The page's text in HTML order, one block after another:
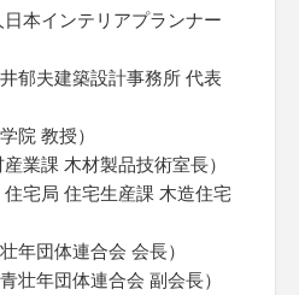
本インテリアプランナー
郁夫建築設計事務所 代表
院 教授）
業課 木材製品技術室長）
宅局 住宅生産課 木造住宅
年団体連合会 会長）
壮年団体連合会 副会長）